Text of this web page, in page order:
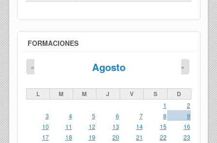
FORMACIONES
Agosto
« »
L M M J V S D
1
2
3
4 5 6 7 8
9
10
11 12 13 14 15
16
17
18 19 20 21 22
23